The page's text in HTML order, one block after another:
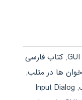
, کتاب فارسی
,
,
Input Dialog